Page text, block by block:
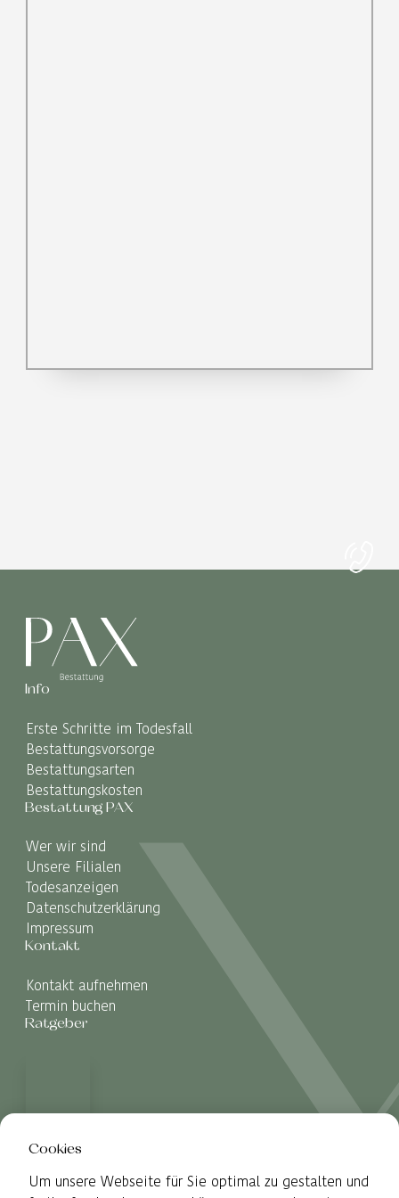
Info
Erste Schritte im Todesfall
Bestattungsvorsorge
Bestattungsarten
Bestattungskosten
Bestattung PAX
Wer wir sind
Unsere Filialen
Todesanzeigen
Datenschutzerklärung
Impressum
Kontakt
Kontakt aufnehmen
Termin buchen
Ratgeber
Cookies
Um unsere Webseite für Sie optimal zu gestalten und